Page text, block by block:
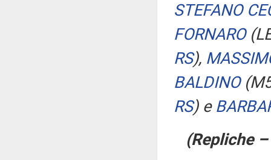
STEFANO
FORNARO
RS),
BALDINO
RS)e
(Repliche